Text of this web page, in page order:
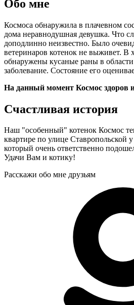
Обо мне
Космоса обнаружила в плачевном
дома неравнодушная девушка. Что
доподлинно неизвестно. Было
ветеринаров котенок не выживет. В
обнаружены кусаные раны в области
заболевание. Состояние его
На данный момент Космос здоров
Счастливая история
Наш "особенный" котенок Космос
квартире по улице Ставропольской
который очень ответственно
Удачи Вам и котику!
Расскажи обо мне друзьям